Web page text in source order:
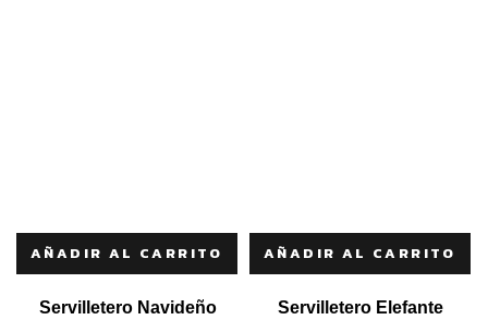
AÑADIR AL CARRITO
Servilletero Navideño
AÑADIR AL CARRITO
Servilletero Elefante